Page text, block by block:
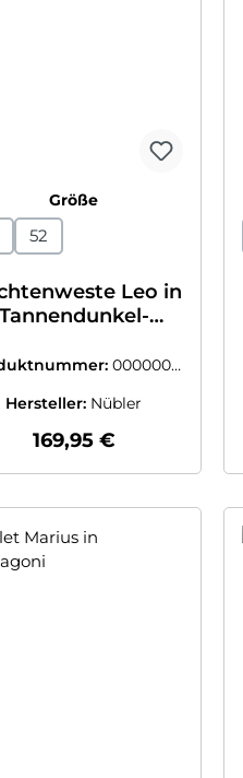
Größeauswählen
52
Leo in
Tannendunkel-
Nübler 0000003
Hersteller: Nübler
Regulärer Preis:
169,95 €